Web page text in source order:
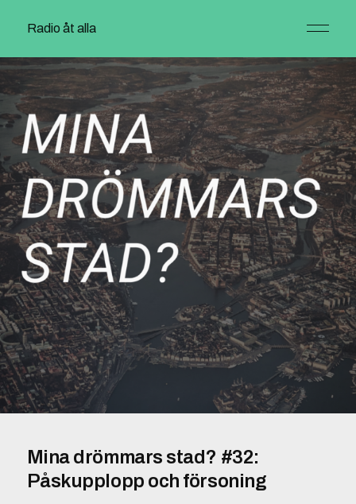
Radio åt alla
Mina drömmars stad? #32:
Påskupplopp och försoning